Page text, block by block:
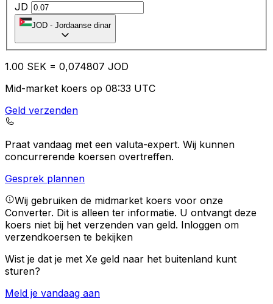
JD
JOD - Jordaanse dinar
1.00 SEK = 0,074807 JOD
Mid-market koers op 08:33 UTC
Geld verzenden
Praat vandaag met een valuta-expert. Wij kunnen
concurrerende koersen overtreffen.
Gesprek plannen
Wij gebruiken de midmarket koers voor onze
Converter. Dit is alleen ter informatie. U ontvangt deze
koers niet bij het verzenden van geld. Inloggen om
verzendkoersen te bekijken
Wist je dat je met Xe geld naar het buitenland kunt
sturen?
Meld je vandaag aan